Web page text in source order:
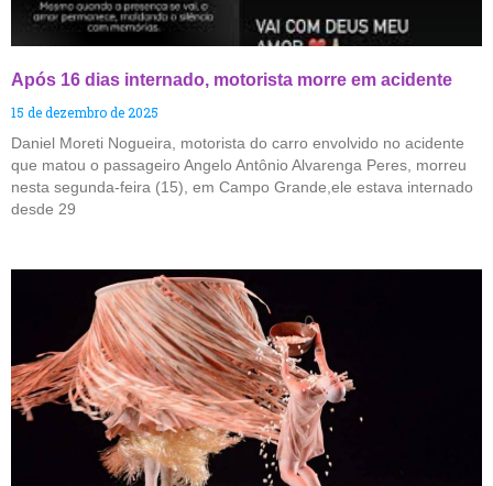
Após 16 dias internado, motorista morre em acidente
15 de dezembro de 2025
Daniel Moreti Nogueira, motorista do carro envolvido no acidente
que matou o passageiro Angelo Antônio Alvarenga Peres, morreu
nesta segunda-feira (15), em Campo Grande,ele estava internado
desde 29